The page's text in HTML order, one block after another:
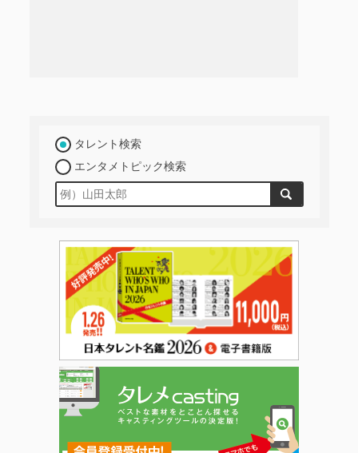
タレント検索
エンタメトピック検索